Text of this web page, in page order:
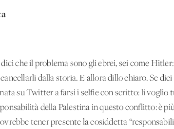
che il problema sono gli ebrei, sei come
dalla storia. E allora dillo chiaro. Se
su Twitter a farsi i selfie con scritto: li
della Palestina in questo conflitto: è
tener presente la cosiddetta